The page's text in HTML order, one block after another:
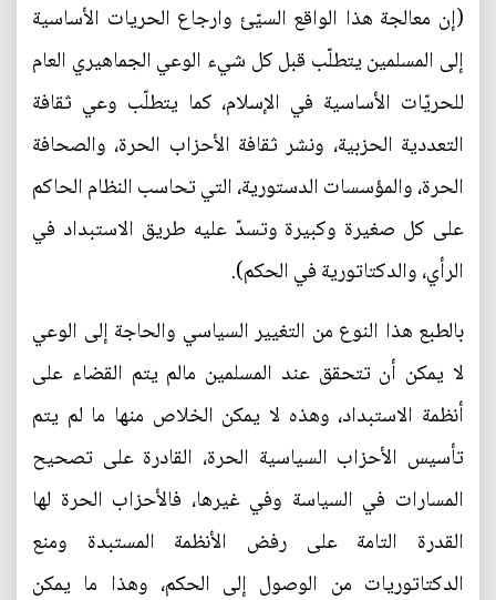
(إن معالجة هذا الواقع السيّئ وارجاع الحريات الأساسية
إلى المسلمين يتطلّب قبل كل شيء الوعي الجماهيري العام
للحريّات الأساسية في الإسلام، كما يتطلّب وعي ثقافة
التعددية الحزبية، ونشر ثقافة الأحزاب الحرة، والصحافة
الحرة، والمؤسسات الدستورية، التي تحاسب النظام الحاكم
على كل صغيرة وكبيرة وتسدّ عليه طريق الاستبداد في
الرأي، والدكتاتورية في الحكم).
بالطبع هذا النوع من التغيير السياسي والحاجة إلى الوعي
لا يمكن أن تتحقق عند المسلمين مالم يتم القضاء على
أنظمة الاستبداد، وهذه لا يمكن الخلاص منها ما لم يتم
تأسيس الأحزاب السياسية الحرة، القادرة على تصحيح
المسارات في السياسة وفي غيرها، فالأحزاب الحرة لها
القدرة التامة على رفض الأنظمة المستبدة ومنع
الدكتاتوريات من الوصول إلى الحكم، وهذا ما يمكن